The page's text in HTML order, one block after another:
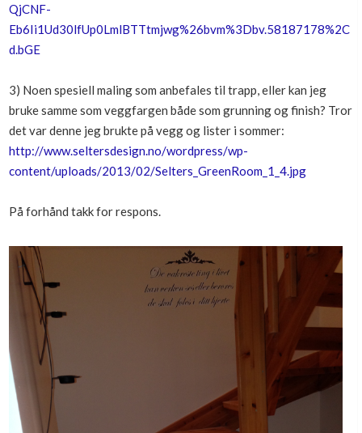
QjCNF-
Eb6Ii1Ud30lfUp0LmlBTTtmjwg%26bvm%3Dbv.58187178%2C
d.bGE
3) Noen spesiell maling som anbefales til trapp, eller kan jeg
bruke samme som veggfargen både som grunning og finish? Tror
det var denne jeg brukte på vegg og lister i sommer:
http://www.seltersdesign.no/wordpress/wp-
content/uploads/2013/02/Selters_GreenRoom_1_4.jpg
På forhånd takk for respons.